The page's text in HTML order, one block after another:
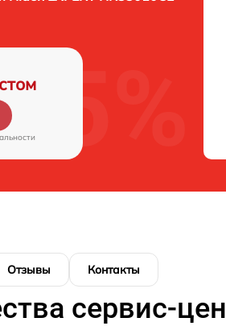
Отзывы Контакты
сервис-